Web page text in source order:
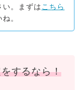
い。まずは こちら
。
するなら！